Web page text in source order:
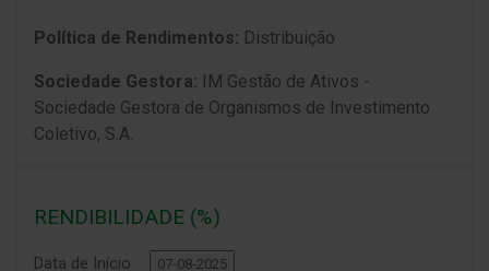
Política de Rendimentos: Distribuição
Sociedade Gestora: IM Gestão de Ativos -
Sociedade Gestora de Organismos de Investimento
Coletivo, S.A.
RENDIBILIDADE (%)
Data de Início